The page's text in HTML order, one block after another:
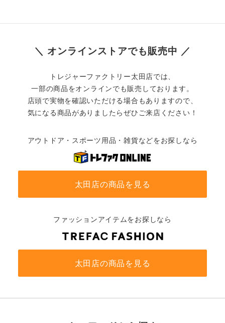
＼ オンラインストアでも販売中 ／
トレジャーファクトリー太田店では、
一部の商品をオンラインでも販売しております。
店頭で実物を確認いただける場合もありますので、
気になる商品がありましたらぜひご来店ください！
アウトドア・スポーツ用品・雑貨などをお探しなら
太田店の商品を見る
ファッションアイテムをお探しなら
太田店の商品を見る